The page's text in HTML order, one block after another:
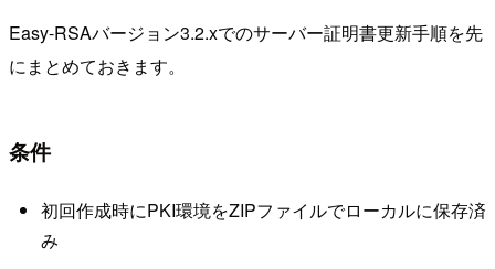
Easy-RSAバージョン3.2.xでのサーバー証明書更新手順を先
にまとめておきます。
条件
初回作成時にPKI環境をZIPファイルでローカルに保存済
み